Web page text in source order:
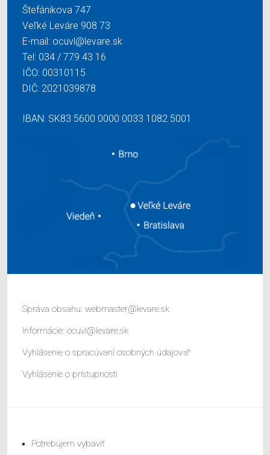
Štefánikova 747
Veľké Leváre 908 73
E-mail: ocuvl@levare.sk
Tel: 034 / 779 43 16
IČO: 00310115
DIČ: 2021039878
IBAN: SK83 5600 0000 0033 1082 5001
Správa obsahu: webmaster@levare.sk
Informácie: ocuvl@levare.sk
Vyhlásenie o spracúvaní osobných údajov
Vyhlásenie o prístupnosti
Potrebujem vybaviť